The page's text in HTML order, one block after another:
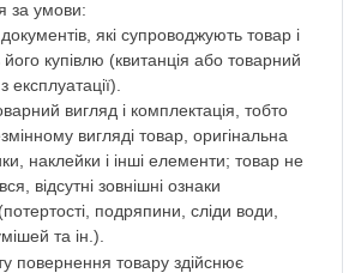
за умови:
документів, які супроводжують товар і
купівлю (квитанція або товарний
експлуатації).
вигляд і комплектація, тобто
вигляді товар, оригінальна
наклейки і інші елементи; товар не
відсутні зовнішні ознаки
подряпини, сліди води,
та ін.).
повернення товару здійснює